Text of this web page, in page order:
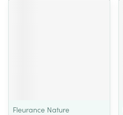
Fleurance Nature